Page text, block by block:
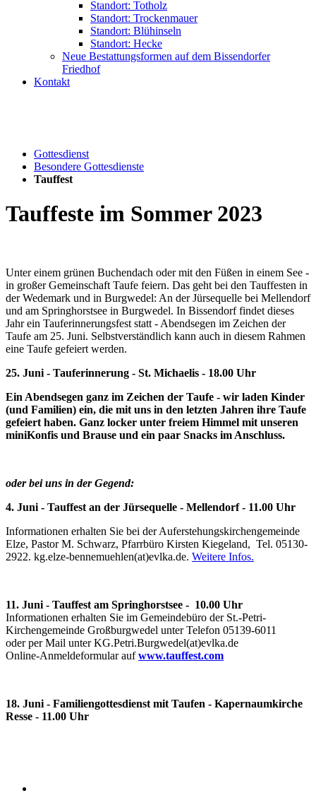
Standort: Totholz
Standort: Trockenmauer
Standort: Blühinseln
Standort: Hecke
Neue Bestattungsformen auf dem Bissendorfer
Friedhof
Kontakt
Gottesdienst
Besondere Gottesdienste
Tauffest
Tauffeste im Sommer 2023
Unter einem grünen Buchendach oder mit den Füßen in einem See -
in großer Gemeinschaft Taufe feiern. Das geht bei den Tauffesten in
der Wedemark und in Burgwedel: An der Jürsequelle bei Mellendorf
und am Springhorstsee in Burgwedel. In Bissendorf findet dieses
Jahr ein Tauferinnerungsfest statt - Abendsegen im Zeichen der
Taufe am 25. Juni. Selbstverständlich kann auch in diesem Rahmen
eine Taufe gefeiert werden.
25. Juni - Tauferinnerung - St. Michaelis - 18.00 Uhr
Ein Abendsegen ganz im Zeichen der Taufe - wir laden Kinder
(und Familien) ein, die mit uns in den letzten Jahren ihre Taufe
gefeiert haben. Ganz locker unter freiem Himmel mit unseren
miniKonfis und Brause und ein paar Snacks im Anschluss.
oder bei uns in der Gegend:
4. Juni - Tauffest an der Jürsequelle - Mellendorf - 11.00 Uhr
Informationen erhalten Sie bei der Auferstehungskirchengemeinde
Elze, Pastor M. Schwarz, Pfarrbüro Kirsten Kiegeland, Tel. 05130-
2922. kg.elze-bennemuehlen(at)evlka.de. Weitere Infos.
11. Juni - Tauffest am Springhorstsee - 10.00 Uhr
Informationen erhalten Sie im Gemeindebüro der St.-Petri-
Kirchengemeinde Großburgwedel unter Telefon 05139-6011
oder per Mail unter KG.Petri.Burgwedel(at)evlka.de
Online-Anmeldeformular aufwww.tauffest.com
18. Juni - Familiengottesdienst mit Taufen - Kapernaumkirche
Resse - 11.00 Uhr